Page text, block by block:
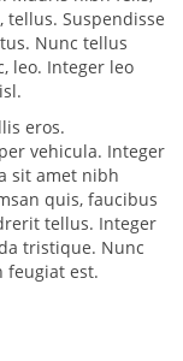
Suspendisse
Nunc tellus
leo. Integer leo
eros.
vehicula. Integer
sit amet nibh
quis, faucibus
tellus. Integer
tristique. Nunc
feugiat est.